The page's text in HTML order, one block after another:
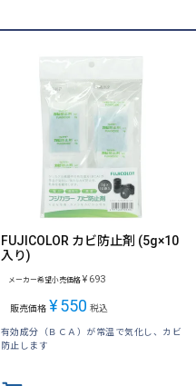
FUJICOLOR カビ防止剤 (5g×10
入り)
メーカー希望小売価格 ¥ 693
販売価格 ¥550 税込
有効成分（ＢＣＡ）が常温で気化し、カビ
防止します